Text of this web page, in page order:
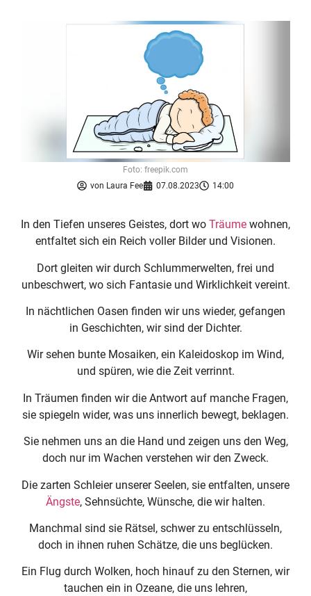
von Laura Fee 07.08.2023 14:00
Foto: freepik.com
In den Tiefen unseres Geistes, dort wo Träume wohnen,
entfaltet sich ein Reich voller Bilder und Visionen.
Dort gleiten wir durch Schlummerwelten, frei und
unbeschwert, wo sich Fantasie und Wirklichkeit vereint.
In nächtlichen Oasen finden wir uns wieder, gefangen
in Geschichten, wir sind der Dichter.
Wir sehen bunte Mosaiken, ein Kaleidoskop im Wind,
und spüren, wie die Zeit verrinnt.
In Träumen finden wir die Antwort auf manche Fragen,
sie spiegeln wider, was uns innerlich bewegt, beklagen.
Sie nehmen uns an die Hand und zeigen uns den Weg,
doch nur im Wachen verstehen wir den Zweck.
Die zarten Schleier unserer Seelen, sie entfalten, unsere
Ängste, Sehnsüchte, Wünsche, die wir halten.
Manchmal sind sie Rätsel, schwer zu entschlüsseln,
doch in ihnen ruhen Schätze, die uns beglücken.
Ein Flug durch Wolken, hoch hinauf zu den Sternen, wir
tauchen ein in Ozeane, die uns lehren,